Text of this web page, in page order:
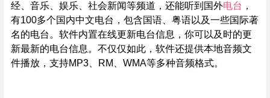
经、音乐、娱乐、社会新闻等频道，还能听到国外电台 ，
有100多个国内中文电台，包含国语、粤语以及一些国际著
名的电台。软件内置在线更新电台信息，你可以及时的更
新最新的电台信息。不仅仅如此，软件还提供本地音频文
件播放，支持MP3、RM、WMA等多种音频格式。